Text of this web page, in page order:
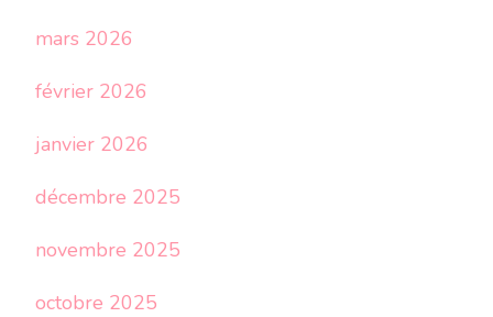
mars 2026
février 2026
janvier 2026
décembre 2025
novembre 2025
octobre 2025